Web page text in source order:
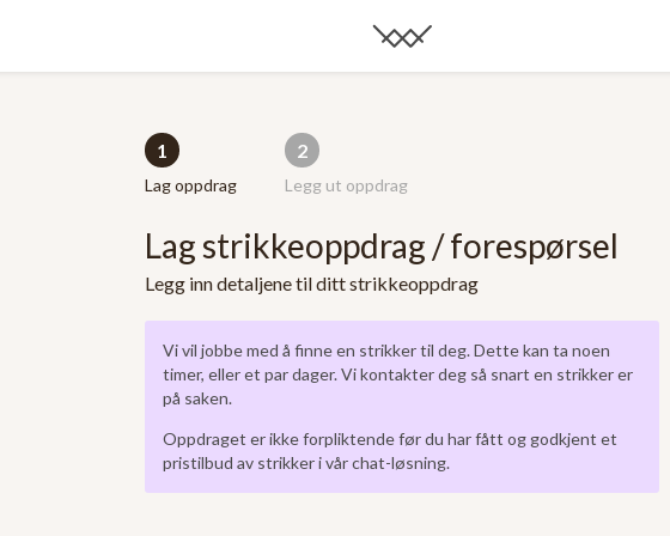
1
Lag oppdrag
2
Legg ut oppdrag
Lag strikkeoppdrag / forespørsel
Legg inn detaljene til ditt strikkeoppdrag
Vi vil jobbe med å finne en strikker til deg. Dette kan ta noen
timer, eller et par dager. Vi kontakter deg så snart en strikker er
på saken.
Oppdraget er ikke forpliktende før du har fått og godkjent et
pristilbud av strikker i vår chat-løsning.